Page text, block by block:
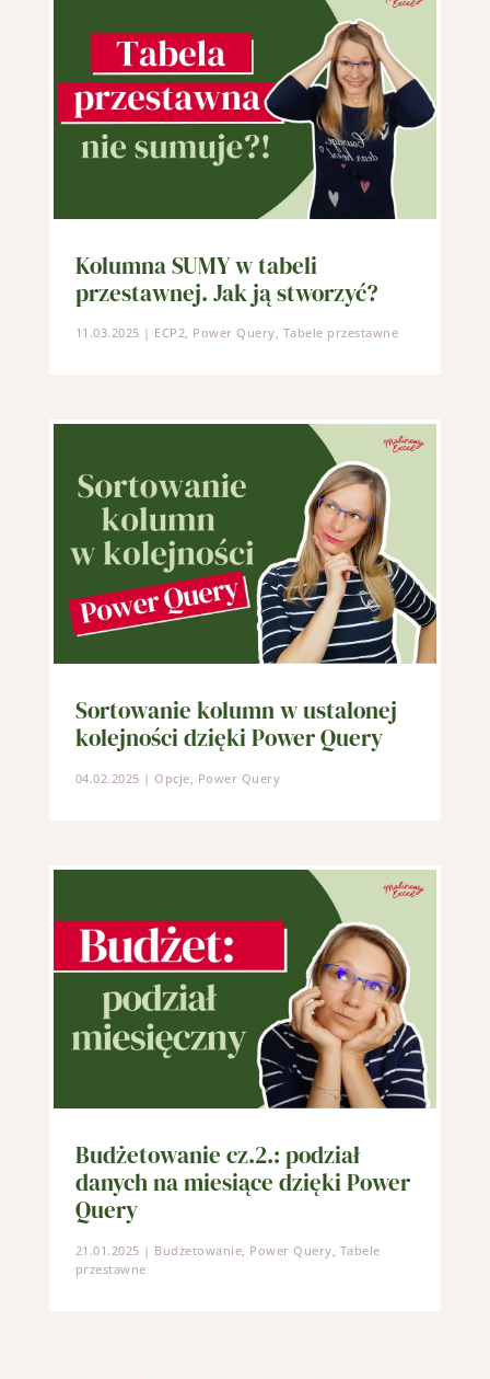
Kolumna SUMY w tabeli
przestawnej. Jak ją stworzyć?
11.03.2025 | ECP2, Power Query, Tabele przestawne
Sortowanie kolumn w ustalonej
kolejności dzięki Power Query
04.02.2025 |Opcje Power Query
Budżetowanie cz.2.: podział
danych na miesiące dzięki Power
Query
21.01.2025 | Budżetowanie Power Query Tabele
przestawne